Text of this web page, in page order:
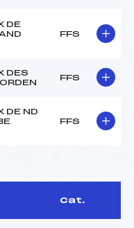
DE
FFS
DES
FFS
DE ND
FFS
Cat.